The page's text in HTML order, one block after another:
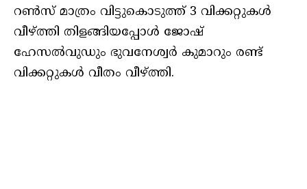
റൺസ് മാത്രം വിട്ടുകൊടുത്ത് 3 വിക്കറ്റുകൾ
വീഴ്ത്തി തിളങ്ങിയപ്പോൾ ജോഷ്
ഹേസൽവുഡും ഭുവനേശ്വർ കുമാറും രണ്ട്
വിക്കറ്റുകൾ വീതം വീഴ്ത്തി.